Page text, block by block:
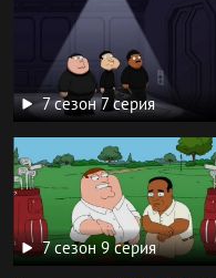
7 сезон 7 серия
7 сезон 9 серия